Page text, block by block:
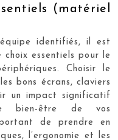
(matériel
identifiés, il est
choix essentiels pour le
Choisir le
bons écrans, claviers
un impact significatif
bien-être de vos
de prendre en
l’ergonomie et les